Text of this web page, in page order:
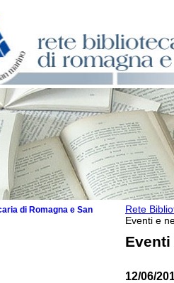
Rete
Eventi e
Eventi
12/06/
di Romagna e San